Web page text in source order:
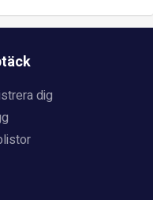
dig